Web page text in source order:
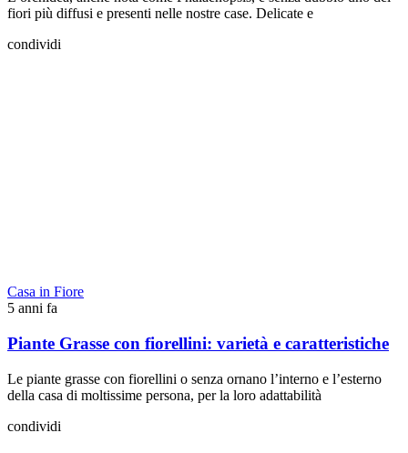
fiori più diffusi e presenti nelle nostre case. Delicate e
condividi
Casa in Fiore
5 anni fa
Piante Grasse con fiorellini: varietà e caratteristiche
Le piante grasse con fiorellini o senza ornano l’interno e l’esterno
della casa di moltissime persona, per la loro adattabilità
condividi